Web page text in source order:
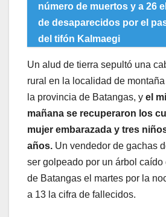
número de muertos y a 26 el
de desaparecidos por el
del tifón Kalmaegi
Un alud de tierra sepultó una
rural en la localidad de
la provincia de Batangas, y el
mañana se recuperaron los
mujer embarazada y tres
años. Un vendedor de gachas
ser golpeado por un árbol caído
de Batangas el martes por la
a 13 la cifra de fallecidos.